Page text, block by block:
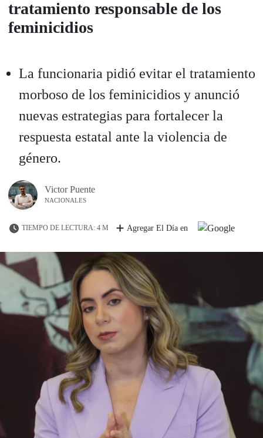
tratamiento responsable de los
feminicidios
La funcionaria pidió evitar el tratamiento
morboso de los feminicidios y anunció
nuevas estrategias para fortalecer la
respuesta estatal ante la violencia de
género.
Victor Puente
NACIONALES
TIEMPO DE LECTURA: 4 M Agregar El Día en